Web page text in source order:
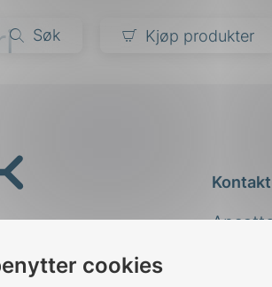
cookies
Søk Kjøp produkter